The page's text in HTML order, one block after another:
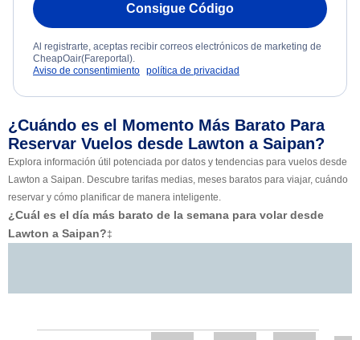
Consigue Código
Al registrarte, aceptas recibir correos electrónicos de marketing de
CheapOair(Fareportal).
Aviso de consentimiento política de privacidad
¿Cuándo es el Momento Más Barato Para
Reservar Vuelos desde Lawton a Saipan?
Explora información útil potenciada por datos y tendencias para vuelos desde
Lawton a Saipan. Descubre tarifas medias, meses baratos para viajar, cuándo
reservar y cómo planificar de manera inteligente.
¿Cuál es el día más barato de la semana para volar desde
Lawton a Saipan?‡